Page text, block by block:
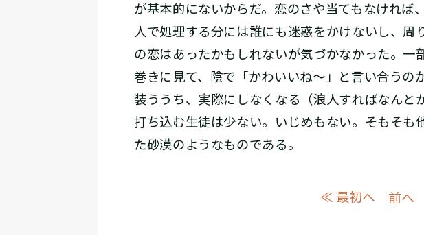
が基本的にないからだ。恋のさや当てもなければ
人で処理する分には誰にも迷惑をかけないし、
の恋はあったかもしれないが気づかなかった。
巻きに見て、陰で「かわいいね～」と言い合う
装ううち、実際にしなくなる（浪人すればなん
打ち込む生徒は少ない。いじめもない。そもそ
た砂漠のようなものである。
≪ 最初へ 前へ